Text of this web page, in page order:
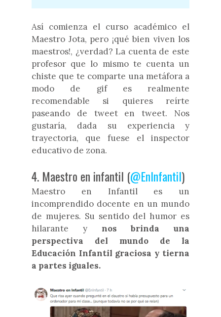
Así comienza el curso académico el
Maestro Jota, pero ¡qué bien viven los
maestros!, ¿verdad? La cuenta de este
profesor que lo mismo te cuenta un
chiste que te comparte una metáfora a
modo de gif es realmente
recomendable si quieres reírte
paseando de tweet en tweet. Nos
gustaría, dada su experiencia y
trayectoria, que fuese el inspector
educativo de zona.
4. Maestro en infantil (@EnInfantil)
Maestro en Infantil es un
incomprendido docente en un mundo
de mujeres. Su sentido del humor es
hilarante y nos brinda una
perspectiva del mundo de la
Educación Infantil graciosa y tierna
a partes iguales.